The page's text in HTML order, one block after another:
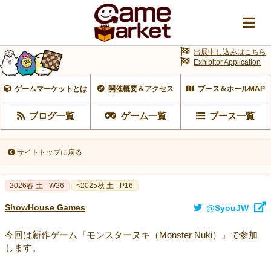
ゲームマーケットとは 開催概要＆アクセス ブース＆ホールMAP
ブログ一覧 ゲーム一覧 ブース一覧
出展申し込みはこちら
Exhibitor Application
サイトトップに戻る
2026春 土 - W26 <2025秋 土 - P16
ShowHouse Games @SyouJW
今回は新作ゲーム『モンスターヌキ（Monster Nuki）』で参加
します。